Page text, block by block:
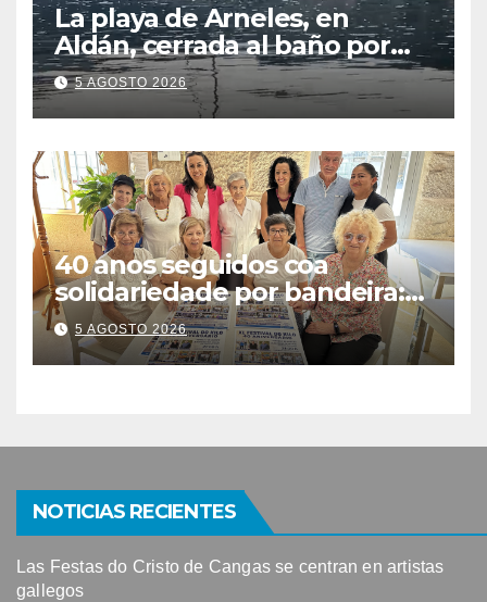
La playa de Arneles, en
Aldán, cerrada al baño por
contaminación del agua tras
detectarse restos fecales
5 AGOSTO 2026
40 anos seguidos coa
solidariedade por bandeira:
este venres celébrase o
Festival do Kilo no Auditorio
5 AGOSTO 2026
NOTICIAS RECIENTES
Las Festas do Cristo de Cangas se centran en artistas
gallegos